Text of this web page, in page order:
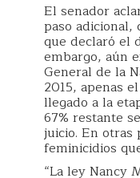
El senador
paso adicional,
que declaró el
embargo, aún
General de la
2015, apenas
llegado a la
67% restante
juicio. En otras
feminicidios
“La ley Nancy